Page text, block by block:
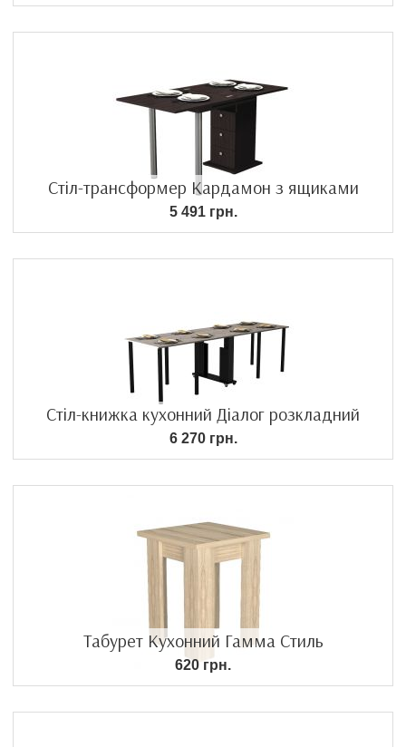
Стіл-трансформер Кардамон з ящиками
5 491 грн.
Стіл-книжка кухонний Діалог розкладний
6 270 грн.
Табурет Кухонний Гамма Стиль
620 грн.